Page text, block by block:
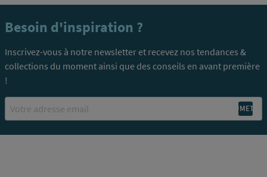
Besoin d'inspiration ?
Inscrivez-vous à notre newsletter et recevez nos tendances &
collections du moment ainsi que des conseils en avant première
!